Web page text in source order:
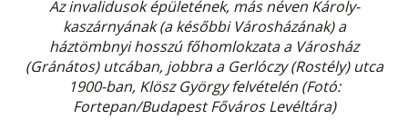
Az invalidusok épületének, más néven Károly-
kaszárnyának (a későbbi Városházának) a
háztömbnyi hosszú főhomlokzata a Városház
(Gránátos) utcában, jobbra a Gerlóczy (Rostély) utca
1900-ban, Klösz György felvételén (Fotó:
Fortepan/Budapest Főváros Levéltára)